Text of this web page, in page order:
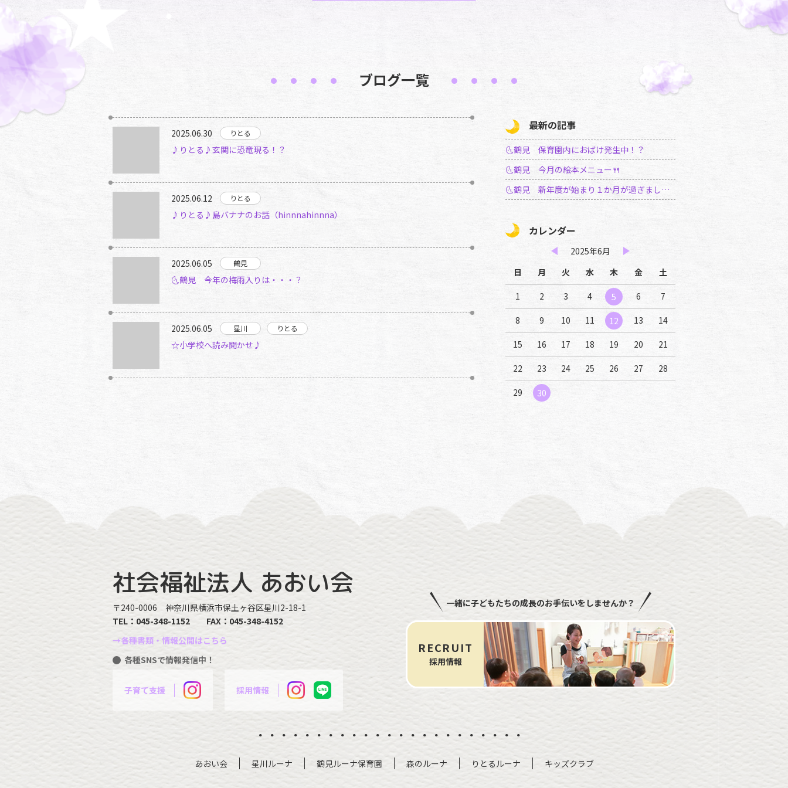
ブログ一覧
2025.06.30
♪りとる♪玄関に恐竜現る！？
2025.06.12
♪りとる♪島バナナのお話（hinnnahinnna）
2025.06.05
🌜鶴見 今年の梅雨入りは・・・？
2025.06.05
☆小学校へ読み聞かせ♪
最新の記事
🌜鶴見 保育園内におばけ発生中！？
🌜鶴見 今月の絵本メニュー🍴
🌜鶴見 新年度が始まり１か月が過ぎました✨
カレンダー
2025年6月
日
月 火 水 木 金 土
1 2 3 4 5 6 7
8 9 10 11 12 13 14
15 16 17 18 19 20 21
22 23 24 25 26 27 28
29 30
社会福祉法人 あおい会
〒240-0006 神奈川県横浜市保土ヶ谷区星川2-18-1
TEL： 045-348-1152
FAX：045-348-4152
→各種書類・情報公開はこちら
各種SNSで情報発信中！
子育て支援 採用情報
一緒に子どもたちの成長のお手伝いをしませんか？
RECRUIT
採用情報
あおい会 星川ルーナ 鶴見ルーナ保育園 森のルーナ りとるルーナ キッズクラブ